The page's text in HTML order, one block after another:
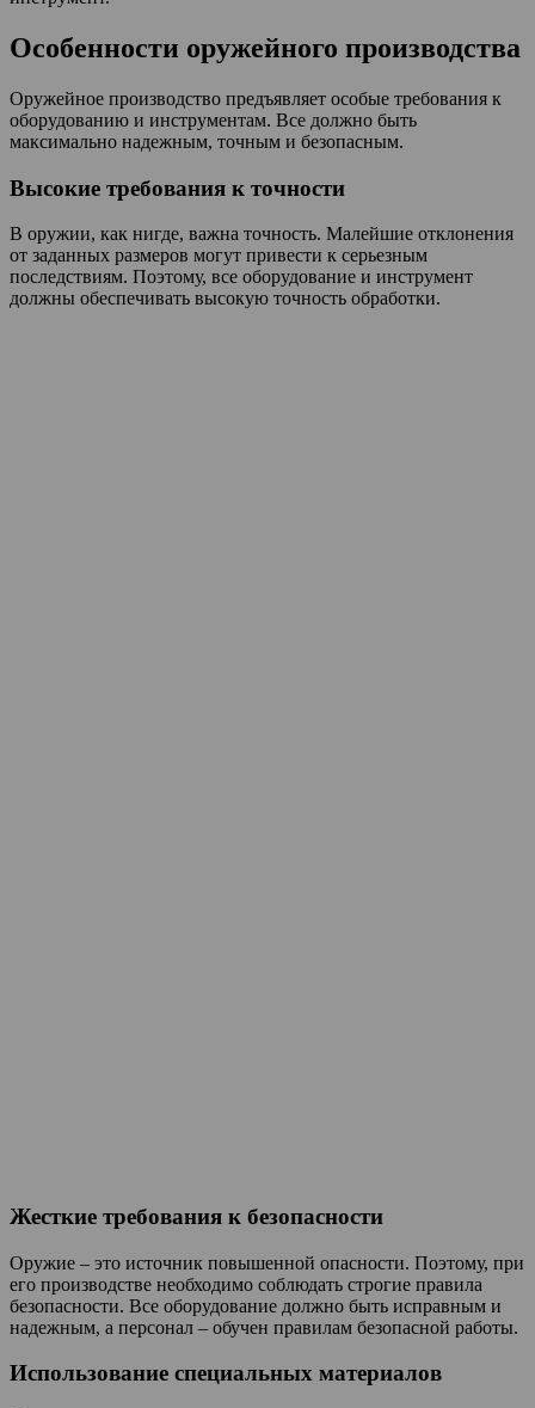
Особенности оружейного производства
Оружейное производство предъявляет особые требования к
оборудованию и инструментам. Все должно быть
максимально надежным, точным и безопасным.
Высокие требования к точности
В оружии, как нигде, важна точность. Малейшие отклонения
от заданных размеров могут привести к серьезным
последствиям. Поэтому, все оборудование и инструмент
должны обеспечивать высокую точность обработки.
Жесткие требования к безопасности
Оружие – это источник повышенной опасности. Поэтому, при
его производстве необходимо соблюдать строгие правила
безопасности. Все оборудование должно быть исправным и
надежным, а персонал – обучен правилам безопасной работы.
Использование специальных материалов